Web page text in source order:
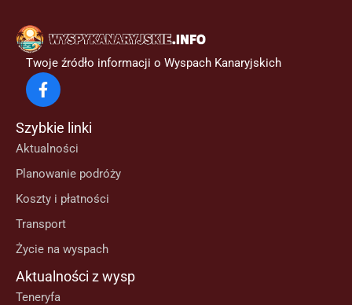
Twoje źródło informacji o Wyspach Kanaryjskich
Szybkie linki
Aktualności
Planowanie podróży
Koszty i płatności
Transport
Życie na wyspach
Aktualności z wysp
Teneryfa